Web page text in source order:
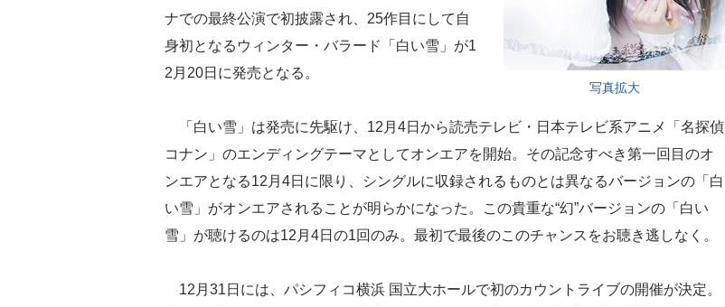
写真拡大
ナでの最終公演で初披露され、25作目にして自
身初となるウィンター・バラード「白い雪」が1
2月20日に発売となる。
「白い雪」は発売に先駆け、12月4日から読売テレビ・日本テレビ系アニメ「名探偵
コナン」のエンディングテーマとしてオンエアを開始。その記念すべき第一回目のオ
ンエアとなる12月4日に限り、シングルに収録されるものとは異なるバージョンの「白
い雪」がオンエアされることが明らかになった。この貴重な“幻”バージョンの「白い
雪」が聴けるのは12月4日の1回のみ。最初で最後のこのチャンスをお聴き逃しなく。
12月31日には、パシフィコ横浜 国立大ホールで初のカウントライブの開催が決定。